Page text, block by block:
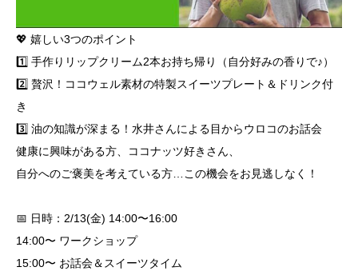
​💖 嬉しい3つのポイント
1️⃣ 手作りリップクリーム2本お持ち帰り（自分好みの香りで♪）
2️⃣ 贅沢！ココウェル素材の特製スイーツプレート＆ドリンク付
き
3️⃣ 油の知識が深まる！水井さんによる目からウロコのお話会
​健康に興味がある方、ココナッツ好きさん、
自分へのご褒美を考えている方…この機会をお見逃しなく！
​📅 日時：2/13(金) 14:00〜16:00
14:00〜 ワークショップ
15:00〜 お話会＆スイーツタイム